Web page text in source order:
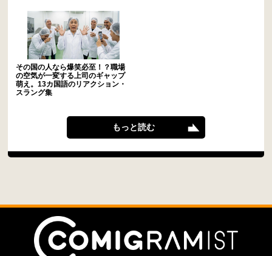
その国の人なら爆笑必至！？職場
の空気が一変する上司のギャップ
萌え。13カ国語のリアクション・
スラング集
もっと読む